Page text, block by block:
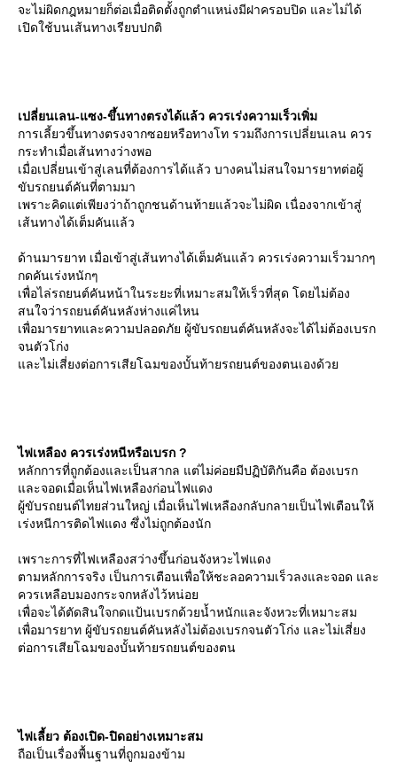
จะไม่ผิดกฎหมายก็ต่อเมื่อติดตั้งถูกตำแหน่งมีฝาครอบปิด และไม่ได้
เปิดใช้บนเส้นทางเรียบปกติ
เปลี่ยนเลน-แซง-ขึ้นทางตรงได้แล้ว ควรเร่งความเร็วเพิ่ม
การเลี้ยวขึ้นทางตรงจากซอยหรือทางโท รวมถึงการเปลี่ยนเลน ควร
กระทำเมื่อเส้นทางว่างพอ
เมื่อเปลี่ยนเข้าสู่เลนที่ต้องการได้แล้ว บางคนไม่สนใจมารยาทต่อผู้
ขับรถยนต์คันที่ตามมา
เพราะคิดแต่เพียงว่าถ้าถูกชนด้านท้ายแล้วจะไม่ผิด เนื่องจากเข้าสู่
เส้นทางได้เต็มคันแล้ว
ด้านมารยาท เมื่อเข้าสู่เส้นทางได้เต็มคันแล้ว ควรเร่งความเร็วมากๆ
กดคันเร่งหนักๆ
เพื่อไล่รถยนต์คันหน้าในระยะที่เหมาะสมให้เร็วที่สุด โดยไม่ต้อง
สนใจว่ารถยนต์คันหลังห่างแค่ไหน
เพื่อมารยาทและความปลอดภัย ผู้ขับรถยนต์คันหลังจะได้ไม่ต้องเบรก
จนตัวโก่ง
ละไม่เสี่ยงต่อการเสียโฉมของบั้นท้ายรถยนต์ของตนเองด้ว
ไฟเหลือง ควรเร่งหนีหรือเบรก ?
หลักการที่ถูกต้องและเป็นสากล แต่ไม่ค่อยมีปฏิบัติกันคือ ต้องเบรก
ละจอดเมื่อเห็นไฟเหลืองก่อนไฟแดง
ผู้ขับรถยนต์ไทยส่วนใหญ่ เมื่อเห็นไฟเหลืองกลับกลายเป็นไฟเตือนให้
เร่งหนีการติดไฟแดง ซึ่งไม่ถูกต้องนัก
เพราะการที่ไฟเหลืองสว่างขึ้นก่อนจังหวะไฟแดง
ตามหลักการจริง เป็นการเตือนเพื่อให้ชะลอความเร็วลงและจอด และ
ควรเหลือบมองกระจกหลังไว้หน่อ
เพื่อจะได้ตัดสินใจกดแป้นเบรกด้วยน้ำหนักและจังหวะที่เหมาะสม
เพื่อมารยาท ผู้ขับรถยนต์คันหลังไม่ต้องเบรกจนตัวโก่ง และไม่เสี่ยง
ต่อการเสียโฉมของบั้นท้ายรถยนต์ของตน
ไฟเลี้ยว ต้องเปิด-ปิดอย่างเหมาะสม
ถือเป็นเรื่องพื้นฐานที่ถูกมองข้าม